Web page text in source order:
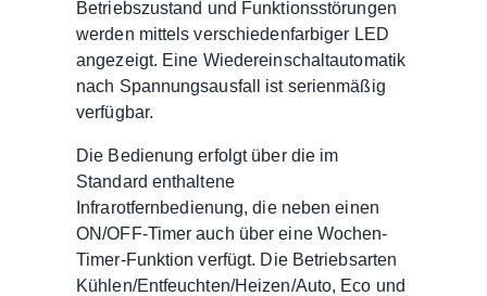
Betriebszustand und Funktionsstörungen
werden mittels verschiedenfarbiger LED
angezeigt. Eine Wiedereinschaltautomatik
nach Spannungsausfall ist serienmäßig
verfügbar.
Die Bedienung erfolgt über die im
Standard enthaltene
Infrarotfernbedienung, die neben einen
ON/OFF-Timer auch über eine Wochen-
Timer-Funktion verfügt. Die Betriebsarten
Kühlen/Entfeuchten/Heizen/Auto, Eco und